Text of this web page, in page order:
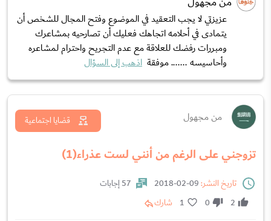
عزيزتي لا يجب التعقيد في الموضوع وفتح المجال للشخص أن
يتمادى في أحلامه اتجاهك فعليك أن تصارحيه بمشاعرك
ومبررات رفضك للعلاقة مع عدم التجريح واحترام لمشاعره
وأحاسيسه ....... موفقة اذهب إلى السؤال
من مجهول
تزوجني على الرغم من أنني لست عذراء(1)
قضايا اجتماعية
تاريخ النشر:
57 إجابات
2
0
1 شارك